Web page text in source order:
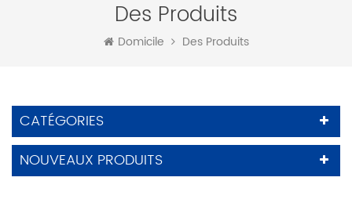
Des Produits
Domicile Des Produits
CATÉGORIES
NOUVEAUX PRODUITS